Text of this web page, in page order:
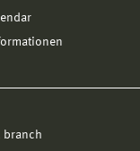
branch